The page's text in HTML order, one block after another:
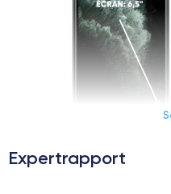
Dimensions et
Expertrapport